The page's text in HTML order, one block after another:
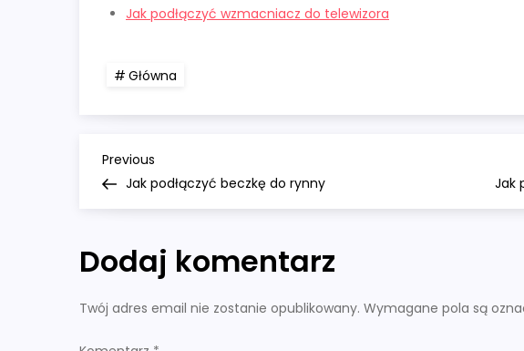
Jak podłączyć wzmacniacz do telewizora
Główna
N
a
w
i
g
Previous
Post
Previous
Jak podłączyć beczkę do rynny
Jak
Dodaj komentarz
Twój adres email nie zostanie opublikowany. Wymagane pola są